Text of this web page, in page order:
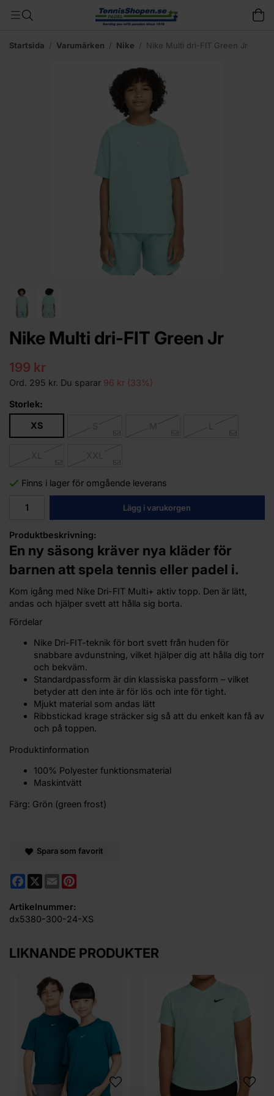
Startsida / Varumärken / Nike / Nike Multi dri-FIT Green Jr
Nike Multi dri-FIT Green Jr
199 kr
Ord. 295 kr. Du sparar 96 kr (33%)
Storlek:
XS
Finns i lager för omgående leverans
Lägg i varukorgen
Produktbeskrivning:
En ny säsong kräver nya kläder för
barnen att spela tennis eller padel i.
Kom igång med Nike Dri-FIT Multi+ aktiv topp. Den är lätt,
andas och hjälper svett att hålla sig borta.
Fördelar
Nike Dri-FIT-teknik för bort svett från huden för
snabbare avdunstning, vilket hjälper dig att hålla dig torr
och bekväm.
Standardpassform är din klassiska passform – vilket
betyder att den inte är för lös och inte för tight.
Mjukt material som andas lätt
Ribbstickad krage sträcker sig så att du enkelt kan få av
och på toppen.
Produktinformation
100% Polyester funktionsmaterial
Maskintvätt
Färg: Grön (green frost)
Spara som favorit
Facebook
X Email
Artikelnummer:
dx5380-300-24-XS
LIKNANDE PRODUKTER